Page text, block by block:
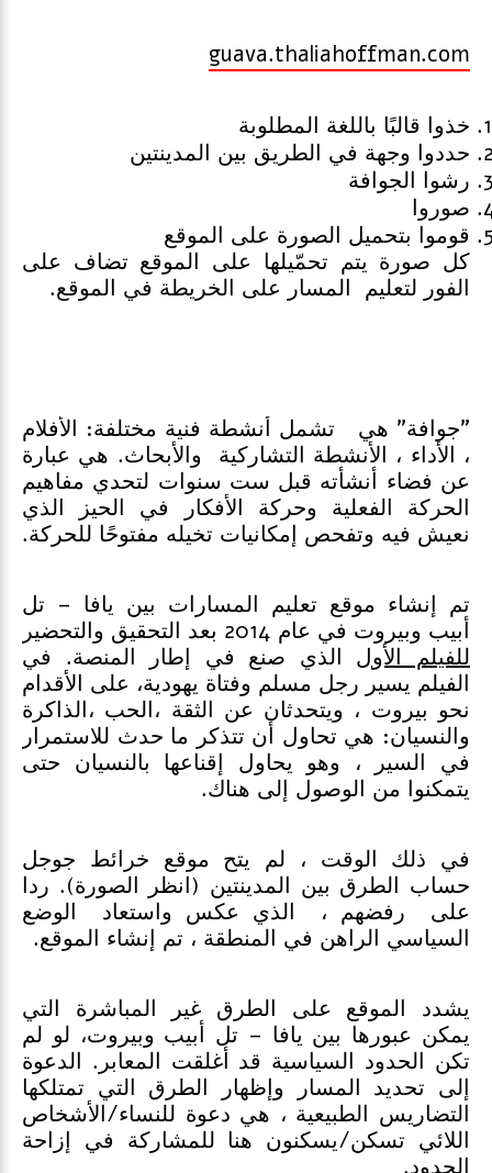
guava.thaliahoffman.com
خذوا قالبًا باللغة المطلوبة
حددوا وجهة في الطريق بين المدينتين
رشوا الجوافة
صوروا
قوموا بتحميل الصورة على الموقع
كل صورة يتم تحمّيلها على الموقع تضاف على
الفور لتعليم المسار على الخريطة في الموقع.
"جوافة" هي تشمل أنشطة فنية مختلفة: الأفلام
، الأداء ، الأنشطة التشاركية والأبحاث. هي عبارة
عن فضاء أنشأته قبل ست سنوات لتحدي مفاهيم
الحركة الفعلية وحركة الأفكار في الحيز الذي
نعيش فيه وتفحص إمكانيات تخيله مفتوحًا للحركة.
تم إنشاء موقع تعليم المسارات بين يافا – تل
أبيب وبيروت في عام 2014 بعد التحقيق والتحضير
للفيلم الأول الذي صنع في إطار المنصة. في
الفيلم يسير رجل مسلم وفتاة يهودية، على الأقدام
نحو بيروت ، ويتحدثان عن الثقة ،الحب ،الذاكرة
والنسيان: هي تحاول أن تتذكر ما حدث للاستمرار
في السير ، وهو يحاول إقناعها بالنسيان حتى
يتمكنوا من الوصول إلى هناك.
في ذلك الوقت ، لم يتح موقع خرائط جوجل
حساب الطرق بين المدينتين (انظر الصورة). ردا
على رفضهم ، الذي عكس واستعاد الوضع
السياسي الراهن في المنطقة ، تم إنشاء الموقع.
يشدد الموقع على الطرق غير المباشرة التي
يمكن عبورها بين يافا – تل أبيب وبيروت، لو لم
تكن الحدود السياسية قد أغلقت المعابر. الدعوة
إلى تحديد المسار وإظهار الطرق التي تمتلكها
التضاريس الطبيعية ، هي دعوة للنساء/الأشخاص
اللائي تسكن/يسكنون هنا للمشاركة في إزاحة
الحدود.